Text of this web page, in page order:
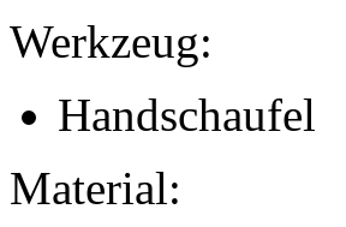
Werkzeug:
Handschaufel
Material: